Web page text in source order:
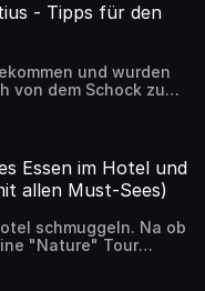
erfahrt ihr alles rund
gibt es auch
Trip. Also
- Tipps für den
und wurden
von dem Schock zu
Tipp für
See
Essen im Hotel und
allen Must-Sees)
schmuggeln. Na ob
"Nature" Tour
mit dem
Es gibt einen